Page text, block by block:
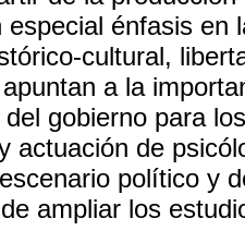
especial énfasis en
cultural,
a la
gobierno para
actuación de
político y
ampliar los